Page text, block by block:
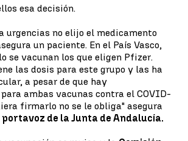
esa decisión.
urgencias no elijo el medicamento
un paciente. En el País Vasco,
se vacunan los que eligen Pfizer.
las dosis para este grupo y las ha
a pesar de que hay
ambas vacunas contra el COVID-
firmarlo no se le obliga" asegura
portavoz de la Junta de Andalucía.